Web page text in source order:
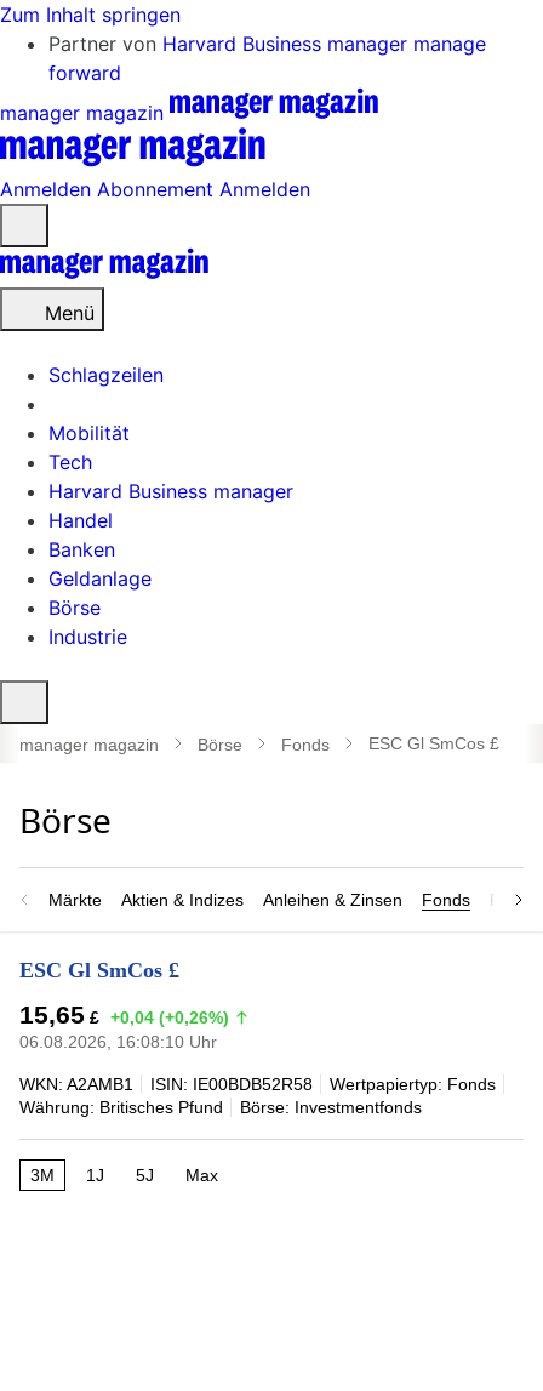
Zum Inhalt springen
Partner von Harvard Business manager manage
forward
manager magazin
Anmelden Abonnement Anmelden
öffnen
Menü
Schlagzeilen
Mobilität
Tech
Harvard Business manager
Handel
Banken
Geldanlage
Börse
Industrie
öffnen
manager magazin Börse Fonds ESC Gl SmCos £
Märkte Aktien & Indizes Anleihen & Zinsen Fonds
ESC Gl SmCos £
15,65 £ +0,04 (+0,26%)
06.08.2026, 16:08:10 Uhr
WKN: A2AMB1 ISIN: IE00BDB52R58
Wertpapiertyp: Fonds
Währung: Britisches Pfund
Börse: Investmentfonds
3M 1J 5J Max